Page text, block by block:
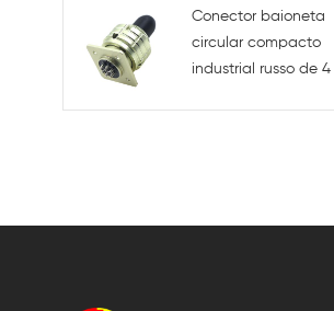
Conector baioneta
circular compacto
industrial russo de 4